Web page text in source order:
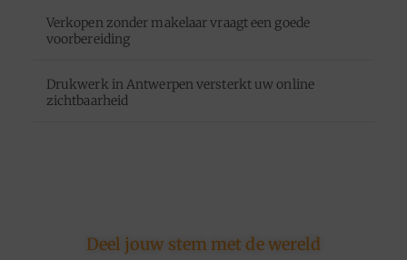
Verkopen zonder makelaar vraagt een goede
voorbereiding
Drukwerk in Antwerpen versterkt uw online
zichtbaarheid
Deel jouw stem met de wereld